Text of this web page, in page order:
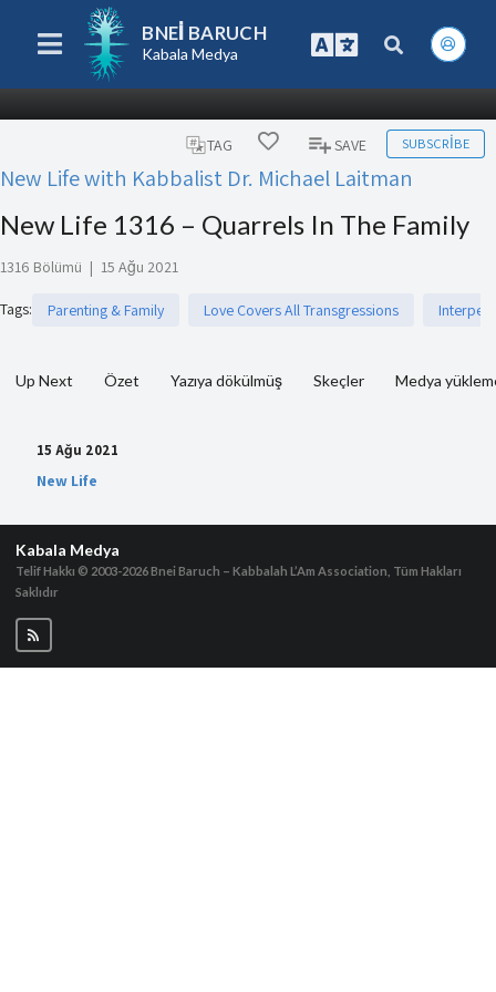
BNEI BARUCH
Kabala Medya
TAG SAVE SUBSCRIBE
New Life with Kabbalist Dr. Michael Laitman
New Life 1316 – Quarrels In The Family
1316 Bölümü | 15 Ağu 2021
Tags: Parenting & Family Love Covers All Transgressions
Up Next Özet Yazıya dökülmüş Skeçler Medya
15 Ağu 2021
New Life
Kabala Medya
Telif Hakkı © 2003-2026Bnei Baruch – Kabbalah L’Am Association, Tüm Hakları
Saklıdır